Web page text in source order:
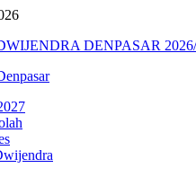
DENPASAR